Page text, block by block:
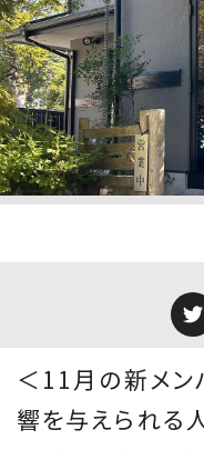
＜11月の新メ
響を与えられる